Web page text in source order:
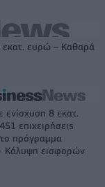
εκατ. ευρώ – Καθαρά
ενίσχυση 8 εκατ.
επιχειρήσεις
το πρόγραμμα
Κάλυψη εισφορών